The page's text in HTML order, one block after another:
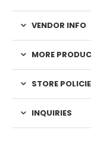
VENDOR INFO
MORE
STORE
INQUIRIES